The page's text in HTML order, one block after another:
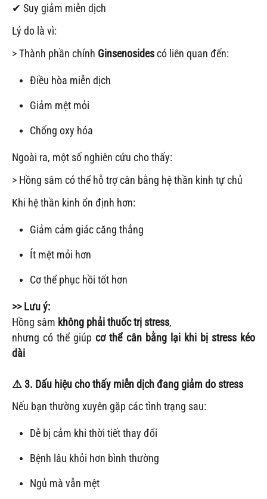
✔ Suy giảm miễn dịch
Lý do là vì:
> Thành phần chính Ginsenosidescó liên quan đến:
Điều hòa miễn dịch
Giảm mệt mỏi
Chống oxy hóa
Ngoài ra, một số nghiên cứu cho thấy:
> Hồng sâm có thể hỗ trợ cân bằng hệ thần kinh tự chủ
Khi hệ thần kinh ổn định hơn:
Giảm cảm giác căng thẳng
Ít mệt mỏi hơn
Cơ thể phục hồi tốt hơn
>> Lưu ý:
Hồng sâm không phải thuốc trị stress,
nhưng có thể giúpcơ thể cân bằng lại khi bị stress kéo
dài
⚠️ 3. Dấu hiệu cho thấy miễn dịch đang giảm do stress
Nếu bạn thường xuyên gặp các tình trạng sau:
Dễ bị cảm khi thời tiết thay đổi
Bệnh lâu khỏi hơn bình thường
Ngủ mà vẫn mệt